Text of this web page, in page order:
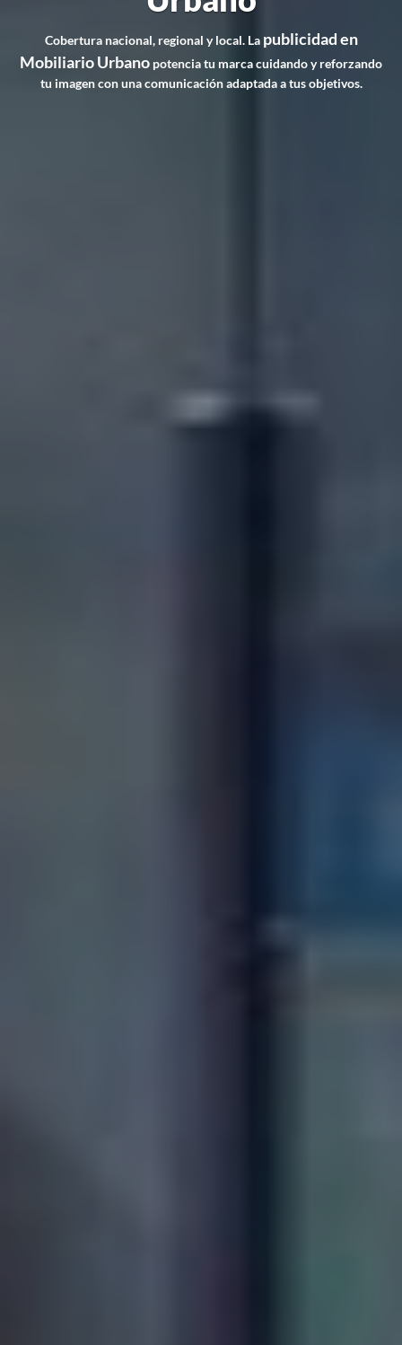
Cobertura nacional, regional y local. La publicidad en
Mobiliario Urbano potencia tu marca cuidando y reforzando
tu imagen con una comunicación adaptada a tus objetivos.